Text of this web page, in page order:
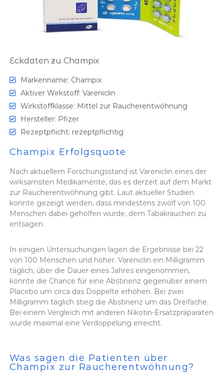
Eckdaten zu Champix
Markenname: Champix
Aktiver Wirkstoff: Vareniclin
Wirkstoffklasse: Mittel zur Raucherentwöhnung
Hersteller: Pfizer
Rezeptpflicht: rezeptpflichtig
Champix Erfolgsquote
Nach aktuellem Forschungsstand ist Vareniclin eines der
wirksamsten Medikamente, das es derzeit auf dem Markt
zur Raucherentwöhnung gibt. Laut aktueller Studien
konnte gezeigt werden, dass mindestens zwölf von 100
Menschen dabei geholfen wurde, dem Tabakrauchen zu
entsagen.
In einigen Untersuchungen lagen die Ergebnisse bei 22
von 100 Menschen und höher. Vareniclin ein Milligramm
täglich, über die Dauer eines Jahres eingenommen,
konnte die Chance für eine Abstinenz gegenüber einem
Placebo um circa das Doppelte erhöhen. Bei zwei
Milligramm täglich stieg die Abstinenz um das Dreifache.
Bei einem Vergleich mit anderen Nikotin-Ersatzpräparaten
wurde maximal eine Verdoppelung erreicht.
Was sagen die Patienten über
Champix zur Raucherentwöhnung?